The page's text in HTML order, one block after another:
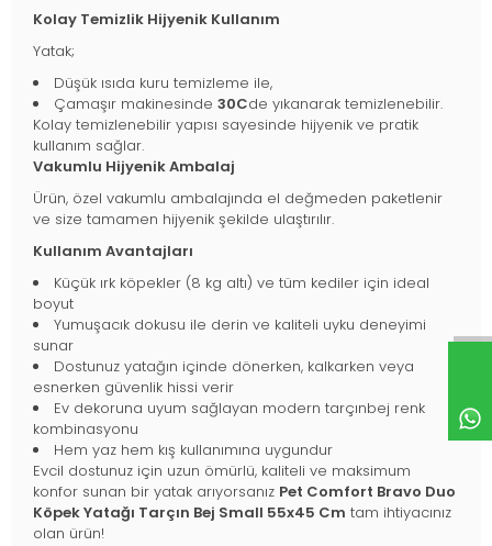
Kolay Temizlik Hijyenik Kullanım
Yatak;
Düşük ısıda kuru temizleme ile,
Çamaşır makinesinde 30Cde yıkanarak temizlenebilir.
Kolay temizlenebilir yapısı sayesinde hijyenik ve pratik
kullanım sağlar.
Vakumlu Hijyenik Ambalaj
Ürün, özel vakumlu ambalajında el değmeden paketlenir
ve size tamamen hijyenik şekilde ulaştırılır.
Kullanım Avantajları
Küçük ırk köpekler (8 kg altı) ve tüm kediler için ideal
boyut
Yumuşacık dokusu ile derin ve kaliteli uyku deneyimi
sunar
Dostunuz yatağın içinde dönerken, kalkarken veya
esnerken güvenlik hissi verir
Ev dekoruna uyum sağlayan modern tarçınbej renk
kombinasyonu
Hem yaz hem kış kullanımına uygundur
Evcil dostunuz için uzun ömürlü, kaliteli ve maksimum
konfor sunan bir yatak arıyorsanız Pet Comfort Bravo Duo
Köpek Yatağı Tarçın Bej Small 55x45 Cm tam ihtiyacınız
olan ürün!